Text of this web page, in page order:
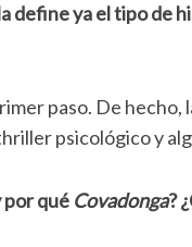
define ya el tipo de
paso. De
psicológico y
qué Covadonga?